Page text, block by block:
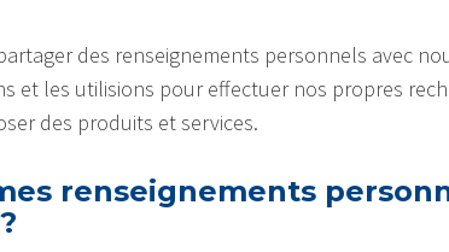
des renseignements personnels avec
et les utilisions pour effectuer nos propres
des produits et services.
renseignements